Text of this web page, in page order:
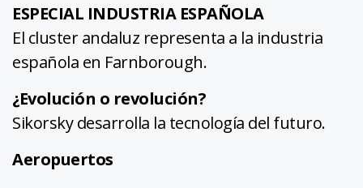
ESPECIAL INDUSTRIA ESPAÑOLA
El cluster andaluz representa a la industria
española en Farnborough.
¿Evolución o revolución?
Sikorsky desarrolla la tecnología del futuro.
Aeropuertos